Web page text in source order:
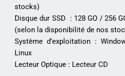
stocks)
Disque dur SSD : 128 GO / 256
(selon la disponibilité de nos
Système d’exploitation :
Linux
Lecteur Optique : Lecteur CD